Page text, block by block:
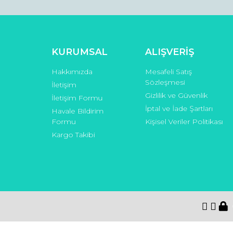
KURUMSAL
Hakkımızda
İletişim
İletişim Formu
Havale Bildirim
Formu
Kargo Takibi
ALIŞVERİŞ
Mesafeli Satış
Sözleşmesi
Gizlilik ve Güvenlik
İptal ve İade Şartları
Kişisel Veriler Politikası